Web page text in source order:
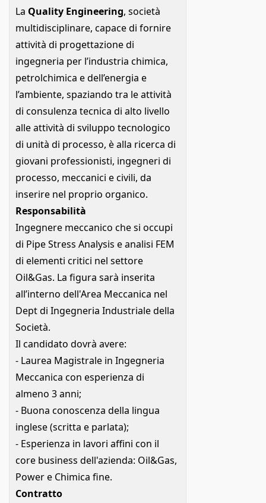
La Quality Engineering, società
multidisciplinare, capace di fornire
attività di progettazione di
ingegneria per l’industria chimica,
petrolchimica e dell’energia e
l’ambiente, spaziando tra le attività
di consulenza tecnica di alto livello
alle attività di sviluppo tecnologico
di unità di processo, è alla ricerca di
giovani professionisti, ingegneri di
processo, meccanici e civili, da
inserire nel proprio organico.
Responsabilità
Ingegnere meccanico che si occupi
di Pipe Stress Analysis e analisi FEM
di elementi critici nel settore
Oil&Gas. La figura sarà inserita
all’interno dell'Area Meccanica nel
Dept di Ingegneria Industriale della
Società.
Il candidato dovrà avere:
- Laurea Magistrale in Ingegneria
Meccanica con esperienza di
almeno 3 anni;
- Buona conoscenza della lingua
inglese (scritta e parlata);
- Esperienza in lavori affini con il
core business dell'azienda: Oil&Gas,
Power e Chimica fine.
Contratto